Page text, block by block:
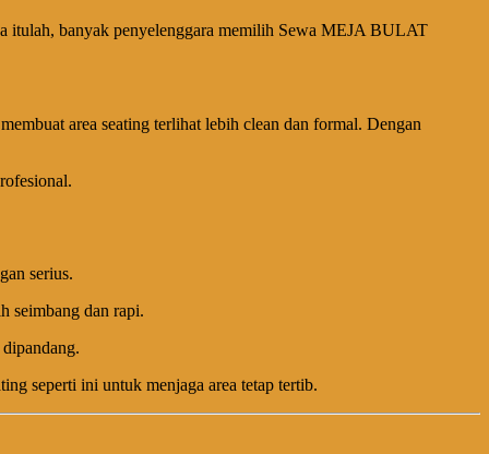
itulah, banyak penyelenggara memilih Sewa MEJA BULAT
area seating terlihat lebih clean dan formal. Dengan
serius.
seimbang dan rapi.
seperti ini untuk menjaga area tetap tertib.